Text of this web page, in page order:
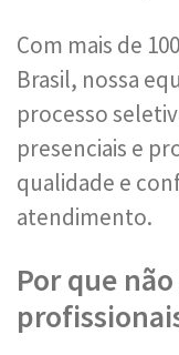
Com mais de
Brasil, nossa
processo
presenciais e
qualidade e
atendimento.
Por que